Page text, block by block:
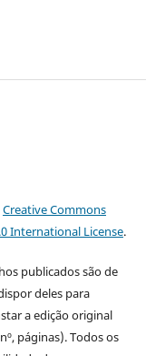
Creative Commons
International License.
publicados são de
deles para
a edição original
páginas). Todos os